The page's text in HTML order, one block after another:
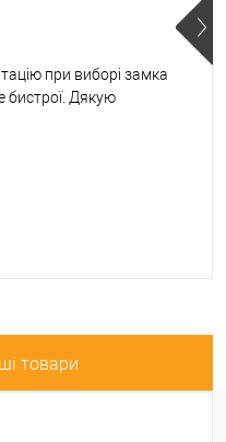
при виборі замка
бистрої. Дякую
товари